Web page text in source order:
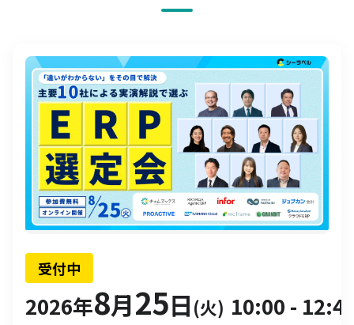
受付中
2026年8月25日(火) 10:00 -